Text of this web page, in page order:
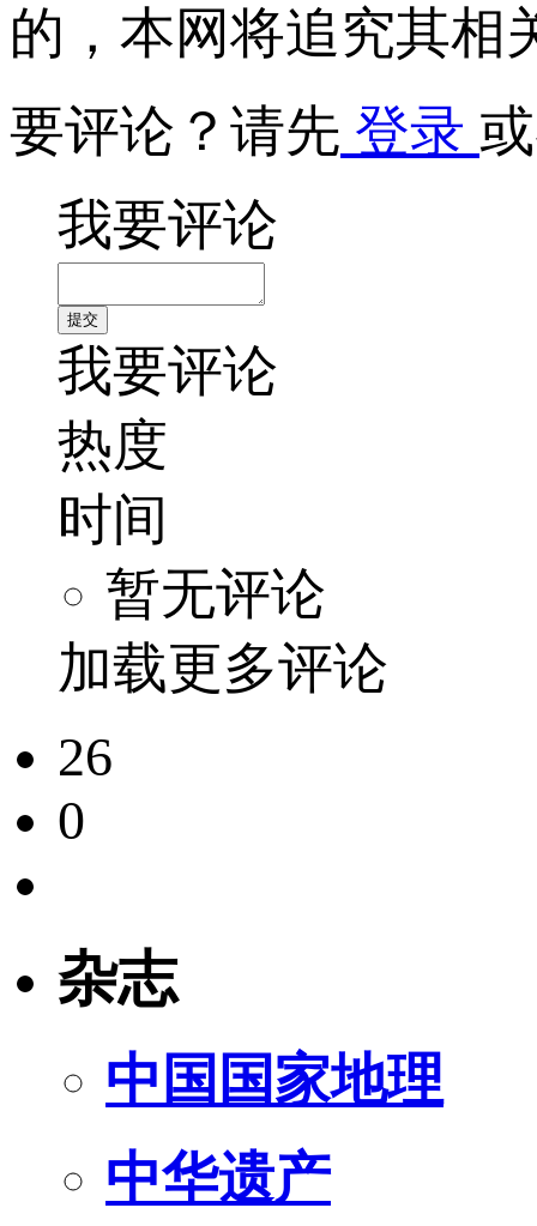
的，本网将追究其相
要评论？请先 登录
我要评论
我要评论
热度
时间
暂无评论
加载更多评论
26
0
杂志
中国国家地理
中华遗产